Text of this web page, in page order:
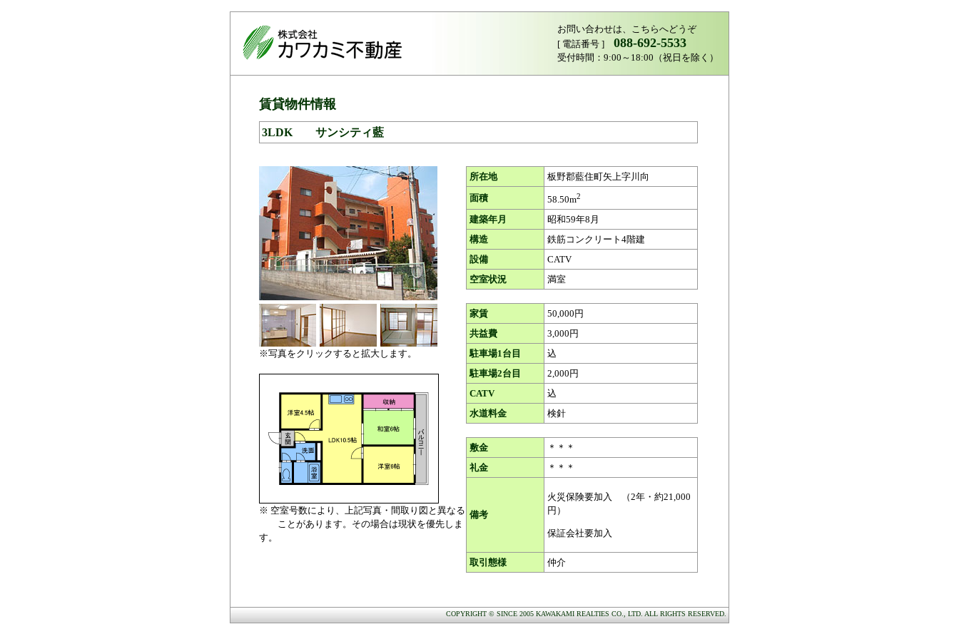
お問い合わせは、こちらへどうぞ
[ 電話番号 ] 088-692-5533
受付時間：9:00～18:00（祝日を除く）
賃貸物件情報
3LDK サンシティ藍
※写真をクリックすると拡大します。
※ 空室号数により、上記写真・間取り図と異なる
ことがあります。その場合は現状を優先しま
す。
所在地
板野郡藍住町矢上字川向
面積
58.50m2
建築年月
昭和59年8月
構造
鉄筋コンクリート4階建
設備
CATV
空室状況
満室
家賃
50,000円
共益費
3,000円
駐車場1台目
込
駐車場2台目
2,000円
CATV
込
水道料金
検針
敷金
＊＊＊
礼金
＊＊＊
備考
火災保険要加入 （2年・約21,000
円）
保証会社要加入
取引態様 仲介
COPYRIGHT © SINCE 2005 KAWAKAMI REALTIES CO., LTD. ALL RIGHTS RESERVED.